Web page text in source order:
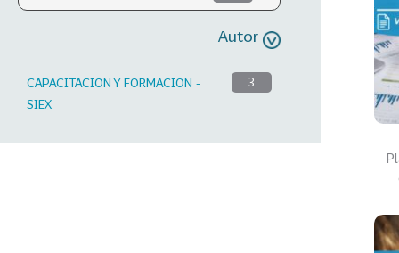
Autor
CAPACITACION Y FORMACION -
SIEX
3